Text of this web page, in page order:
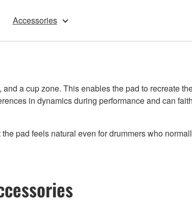
Accessories
a cup zone. This enables the pad to recreate
in dynamics during performance and can
pad feels natural even for drummers who